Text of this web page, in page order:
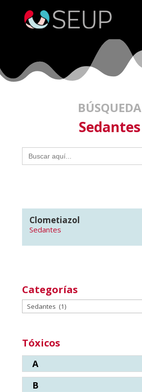
BÚSQUEDA
Sedantes
Buscar:
Clometiazol
Sedantes
Categorías
Categorías
Tóxicos
A
B